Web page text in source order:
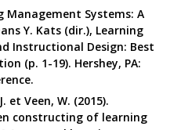
Management Systems: A
Y. Kats (dir.), Learning
Instructional Design: Best
(p. 1-19). Hershey, PA:
et Veen, W. (2015).
constructing of learning